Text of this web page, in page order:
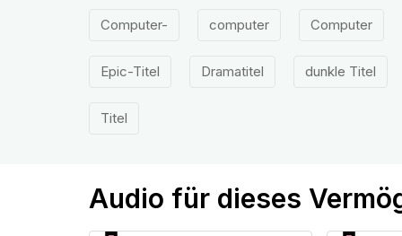
Computer- computer Computer
Epic-Titel Dramatitel dunkle Titel
Titel
Audio für dieses